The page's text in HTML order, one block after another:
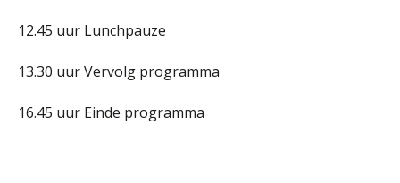
12.45 uur Lunchpauze
13.30 uur Vervolg programma
16.45 uur Einde programma